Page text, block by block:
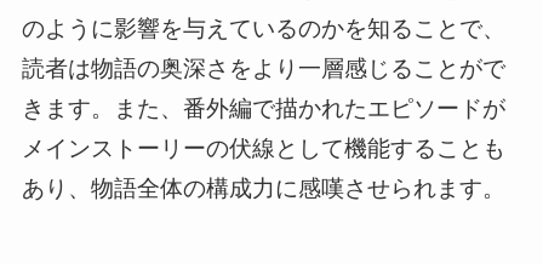
のように影響を与えているのかを知ることで、
読者は物語の奥深さをより一層感じることがで
きます。また、番外編で描かれたエピソードが
メインストーリーの伏線として機能することも
あり、物語全体の構成力に感嘆させられます。